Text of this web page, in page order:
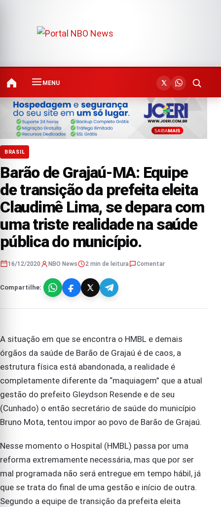
MENU
BRASIL
Barão de Grajaú-MA: Equipe
de transição da prefeita eleita
Claudimê Lima, se depara com
uma triste realidade na saúde
pública do município.
16/12/2020 NBO News 2 min de leitura Comentar
Compartilhe:
A situação em que se encontra o HMBL e demais
órgãos da saúde de Barão de Grajaú é de caos, a
estrutura física está abandonada, a realidade é
completamente diferente da “maquiagem” que a atual
gestão do prefeito Gleydson Resende e de seu
(Cunhado) o então secretário de saúde do município
Bruno Mota, tentou impor ao povo de Barão de Grajaú.
Nesse momento o Hospital (HMBL) passa por uma
reforma extremamente necessária, mas que por ser
mal programada não será entregue em tempo hábil, já
que se trata do final de uma gestão e início de outra.
Segundo a equipe de transição da prefeita eleita